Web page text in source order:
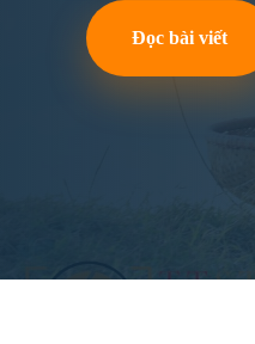
Đọc bài viết